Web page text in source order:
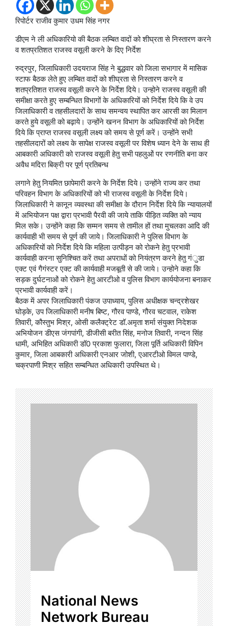
रिपोर्टर राजीव कुमार उधम सिंह नगर
डीएम ने ली अधिकारियो की बैठक लम्बित वादों को शीघ्रता से निस्तारण करने
व शतप्रतिशत राजस्व वसूली करने के दिए निर्देश
रुद्रपुर, जिलाधिकारी उदयराज सिंह ने बुद्धवार को जिला सभागार में मासिक
स्टाफ बैठक लेते हुए लम्बित वादों को शीघ्रता से निस्तारण करने व
शतप्रतिशत राजस्व वसूली करने के निर्देश दिये। उन्होने राजस्व वसूली की
समीक्षा करते हुए सम्बन्धित विभागों के अधिकारियों को निर्देश दिये कि वे उप
जिलाधिकारी व तहसीलदारों के साथ समन्वय स्थापित कर आरसी का मिलान
करते हुये वसूली को बढ़ाये। उन्होंने खनन विभाग के अधिकारियों को निर्देश
दिये कि प्राप्त राजस्व वसूली लक्ष्य को समय से पूर्ण करें। उन्होंने सभी
तहसीलदारों को लक्ष्य के सापेक्ष राजस्व वसूली पर विशेष ध्यान देने के साथ ही
आबकारी अधिकारी को राजस्व वसूली हेतु सभी पहलुओं पर रणनीति बना कर
अवैध मदिरा बिक्री पर पूर्ण प्रतिबन्ध
लगाने हेतु नियमित छापेमारी करने के निर्देश दिये। उन्होंने राज्य कर तथा
परिवहन विभाग के अधिकारियों को भी राजस्व वसूली के निर्देश दिये।
जिलाधिकारी ने कानून व्यवस्था की समीक्षा के दौरान निर्देश दिये कि न्यायालयों
में अभियोजन पक्ष द्वारा प्रभावी पैरवी की जाये ताकि पीड़ित व्यक्ति को न्याय
मिल सके। उन्होंने कहा कि सम्मन समय से तामील हों तथा मुचलका आदि की
कार्यवाही भी समय से पूर्ण की जाये। जिलाधिकारी ने पुलिस विभाग के
अधिकारियों को निर्देश दिये कि महिला उत्पीड़न को रोकने हेतु प्रभावी
कार्यवाही करना सुनिश्चित करें तथा अपराधों को नियंत्रण करने हेतु गंुडा
एक्ट एवं गैगंस्टर एक्ट की कार्यवाही मजबूती से की जाये। उन्होने कहा कि
सड़क दुर्घटनाओं को रोकने हेतु आरटीओ व पुलिस विभाग कार्ययोजना बनाकर
प्रभावी कार्यवाही करें।
बैठक में अपर जिलाधिकारी पंकज उपाध्याय, पुलिस अधीक्षक चन्द्रशेखर
घोड़के, उप जिलाधिकारी मनीष बिष्ट, गौरव पाण्डे, गौरव चटवाल, राकेश
तिवारी, कौस्तुभ मिश्र, ओसी कलैक्ट्रेट डॉ.अमृता शर्मा संयुक्त निदेशक
अभियोजन डीएस जंगपांगी, डीजीसी बरीत सिंह, मनोज तिवारी, नन्दन सिंह
धामी, अभिहित अधिकारी डॉ0 प्रकाश फुलारा, जिला पूर्ति अधिकारी विपिन
कुमार, जिला आबकारी अधिकारी एनआर जोशी, एआरटीओ विमल पाण्डे,
चक्रपाणी मिश्र सहित सम्बन्धित अधिकारी उपस्थित थे।
National News
Network Bureau